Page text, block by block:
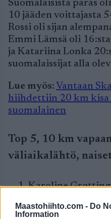
Maastohiihto.com - Do
Information
Suomalaisista paras
10 jääden voittajasta
Rossi oli sijan
Emmi Lämsä oli
ja Katariina Lonka
suomalaissijat alla
Lue myös: Vantaan
hiihdettiin 20 km kisa
suomalainen
Top 5, 10 km
väliaikalähtö,
Karoline Grøtting
Margrethe